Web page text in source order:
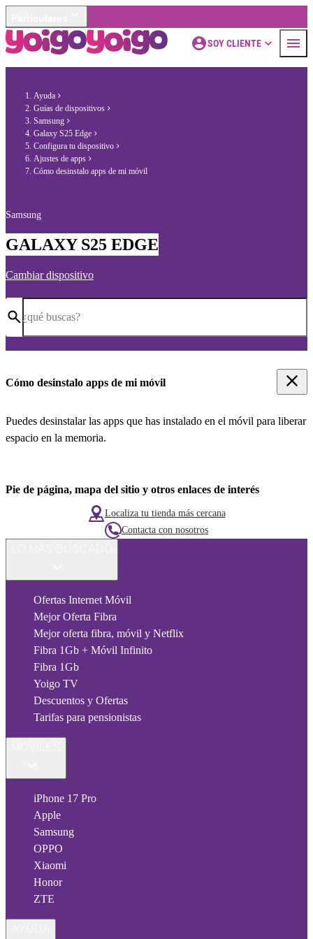
SOY CLIENTE
Ayuda
Guías de dispositivos
Samsung
Galaxy S25 Edge
Configura tu dispositivo
Ajustes de apps
Cómo desinstalo apps de mi móvil
Samsung
GALAXY S25 EDGE
Cambiar dispositivo
¿qué buscas?
Cómo desinstalo apps de mi móvil
Puedes desinstalar las apps que has instalado en el móvil para liberar
espacio en la memoria.
Pie de página, mapa del sitio y otros enlaces de interés
Localiza tu tienda más cercana
Contacta con nosotros
Ofertas Internet Móvil
Mejor Oferta Fibra
Mejor oferta fibra, móvil y Netflix
Fibra 1Gb + Móvil Infinito
Fibra 1Gb
Yoigo TV
Descuentos y Ofertas
Tarifas para pensionistas
iPhone 17 Pro
Apple
Samsung
OPPO
Xiaomi
Honor
ZTE